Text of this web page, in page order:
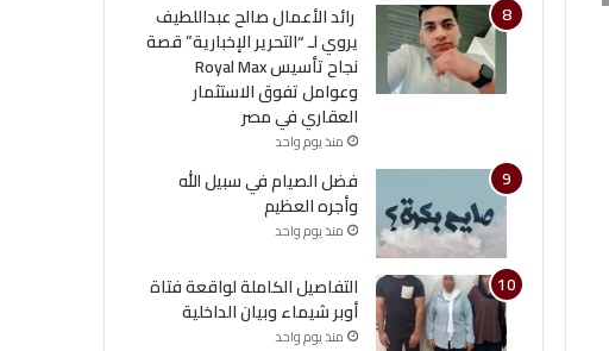
رائد الأعمال صالح عبداللطيف
يروي لـ “التحرير الإخبارية” قصة
نجاح تأسيس Royal Max
وعوامل تفوق الاستثمار
العقاري في مصر
منذ يوم واحد
فضل الصيام في سبيل الله
وأجره العظيم
منذ يوم واحد
التفاصيل الكاملة لواقعة فتاة
أوبر شيماء وبيان الداخلية
منذ يوم واحد